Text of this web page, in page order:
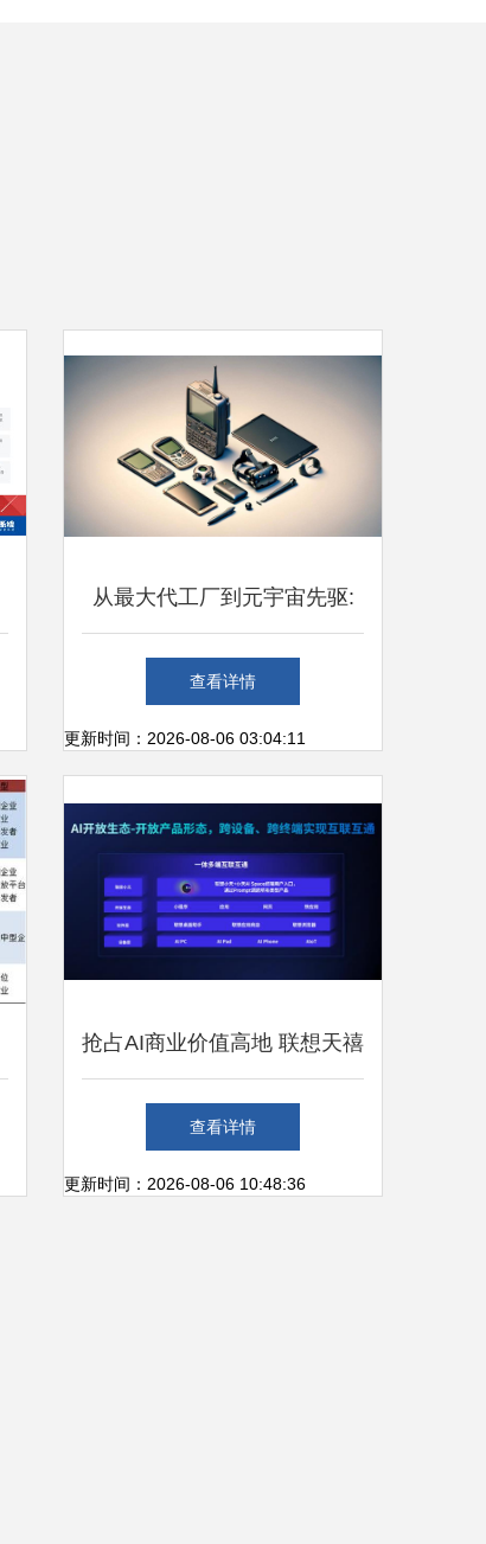
从最大代工厂到元宇宙先驱:
昔日霸主的「蝶变」之路
查看详情
更新时间：2026-08-06 03:04:11
抢占AI商业价值高地 联想天禧
AI生态开发者沙龙厦门站圆满
收官，聚焦个人互联网服务新
查看详情
更新时间：2026-08-06 10:48:36